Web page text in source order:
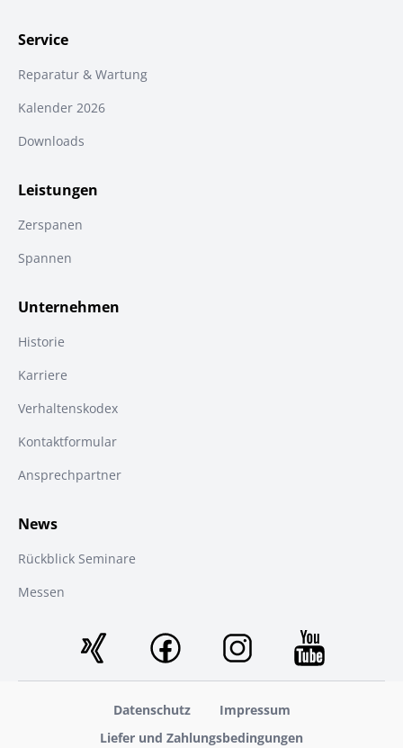
Service
Reparatur & Wartung
Kalender 2026
Downloads
Leistungen
Zerspanen
Spannen
Unternehmen
Historie
Karriere
Verhaltenskodex
Kontaktformular
Ansprechpartner
News
Rückblick Seminare
Messen
Datenschutz
Impressum
Liefer und Zahlungsbedingungen